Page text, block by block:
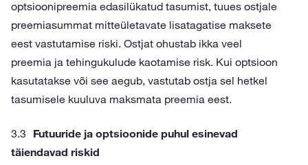
optsioonipreemia edasilükatud tasumist, tuues ostjale
preemiasummat mitteületavate lisatagatise maksete
eest vastutamise riski. Ostjat ohustab ikka veel
preemia ja tehingukulude kaotamise risk. Kui optsioon
kasutatakse või see aegub, vastutab ostja sel hetkel
tasumisele kuuluva maksmata preemia eest.
Futuuride ja optsioonide puhul esinevad
täiendavad riskid